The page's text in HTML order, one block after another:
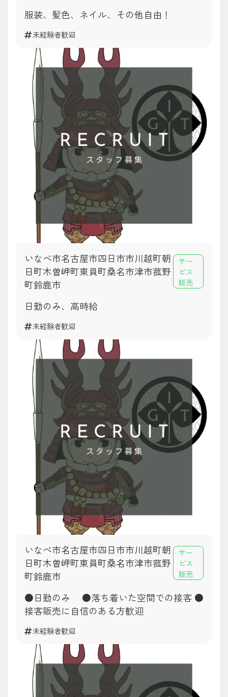
服装、髪色、ネイル、その他自由！
未経験者歓迎
いなべ市名古屋市四日市市川越町朝
日町木曽岬町東員町桑名市津市菰野
町鈴鹿市
サー
ビス
販売
日勤のみ、高時給
未経験者歓迎
いなべ市名古屋市四日市市川越町朝
日町木曽岬町東員町桑名市津市菰野
町鈴鹿市
サー
ビス
販売
●日勤のみ ●落ち着いた空間での接客 ●
接客販売に自信のある方歓迎
未経験者歓迎